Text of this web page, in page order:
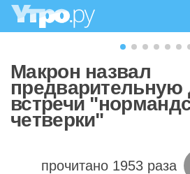
Макрон назвал
предварительную
встречи
четверки"
прочитано 1953 раза